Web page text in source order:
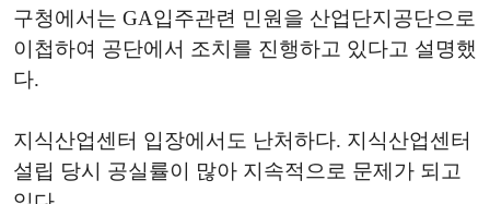
구청에서는 GA입주관련 민원을 산업단지공단으로
이첩하여 공단에서 조치를 진행하고 있다고 설명했
다.
지식산업센터 입장에서도 난처하다. 지식산업센터
설립 당시 공실률이 많아 지속적으로 문제가 되고